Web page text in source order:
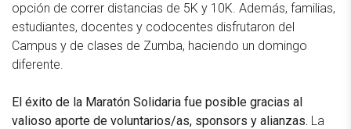
opción de correr distancias de 5K y 10K. Además, familias,
estudiantes, docentes y codocentes disfrutaron del
Campus y de clases de Zumba, haciendo un domingo
diferente.
El éxito de la Maratón Solidaria fue posible gracias al
valioso aporte de voluntarios/as, sponsors y alianzas. La